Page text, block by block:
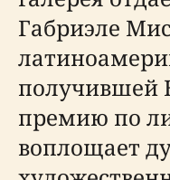
Габриэле
получившей
премию по
воплощает